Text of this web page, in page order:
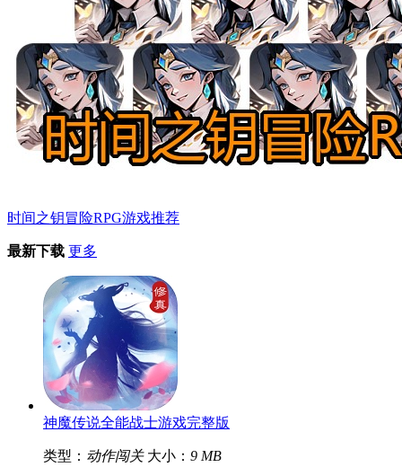
时间之钥冒险RPG游戏推荐
最新下载 更多
神魔传说全能战士游戏完整版
类型： 动作闯关 大小： 9 MB